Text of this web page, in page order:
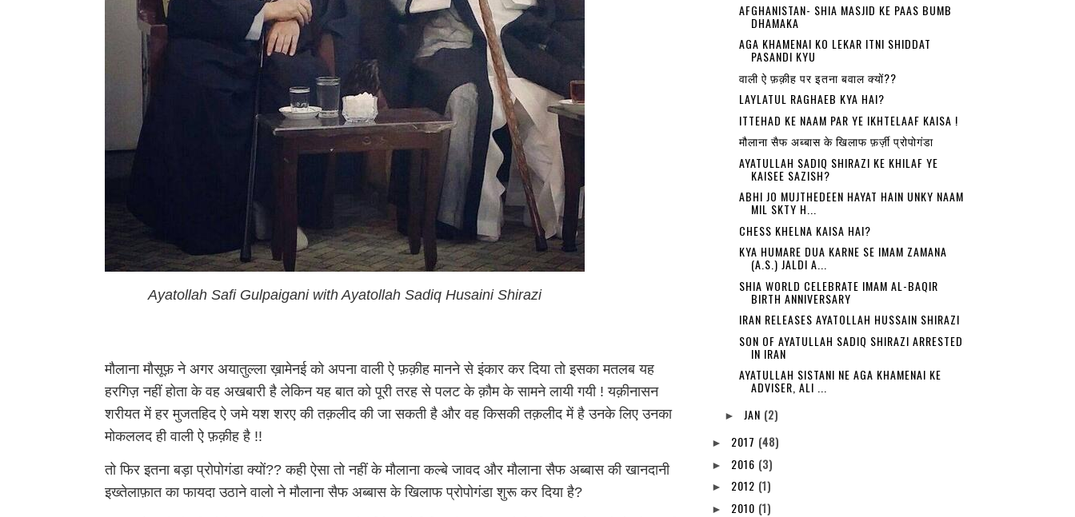
Ayatollah Safi Gulpaigani with Ayatollah Sadiq Husaini Shirazi
मौलाना मौसूफ़ ने अगर अयातुल्ला ख़ामेनई को अपना वाली ऐ फ़क़ीह मानने से इंकार कर दिया तो इसका मतलब यह
हरगिज़ नहीं होता के वह अखबारी है लेकिन यह बात को पूरी तरह से पलट के क़ौम के सामने लायी गयी ! यक़ीनासन
शरीयत में हर मुजतहिद ऐ जमे यश शरए की तक़लीद की जा सकती है और वह किसकी तक़लीद में है उनके लिए उनका
मोकललद ही वाली ऐ फ़क़ीह है !!
तो फिर इतना बड़ा प्रोपोगंडा क्यों?? कही ऐसा तो नहीं के मौलाना कल्बे जावद और मौलाना सैफ अब्बास की खानदानी
इख्तेलाफ़ात का फायदा उठाने वालो ने मौलाना सैफ अब्बास के खिलाफ प्रोपोगंडा शुरू कर दिया है?
AFGHANISTAN- SHIA MASJID KE PAAS BUMB
DHAMAKA
AGA KHAMENAI KO LEKAR ITNI SHIDDAT
PASANDI KYU
वाली ऐ फ़क़ीह पर इतना बवाल क्यों??
LAYLATUL RAGHAEB KYA HAI?
ITTEHAD KE NAAM PAR YE IKHTELAAF KAISA !
मौलाना सैफ अब्बास के खिलाफ फ़र्ज़ी प्रोपोगंडा
AYATULLAH SADIQ SHIRAZI KE KHILAF YE
KAISEE SAZISH?
ABHI JO MUJTHEDEEN HAYAT HAIN UNKY NAAM
MIL SKTY H...
CHESS KHELNA KAISA HAI?
KYA HUMARE DUA KARNE SE IMAM ZAMANA
(A.S.) JALDI A...
SHIA WORLD CELEBRATE IMAM AL-BAQIR
BIRTH ANNIVERSARY
IRAN RELEASES AYATOLLAH HUSSAIN SHIRAZI
SON OF AYATULLAH SADIQ SHIRAZI ARRESTED
IN IRAN
AYATULLAH SISTANI NE AGA KHAMENAI KE
ADVISER, ALI ...
► JAN (2)
► 2017 (48)
► 2016 (3)
► 2012 (1)
► 2010 (1)